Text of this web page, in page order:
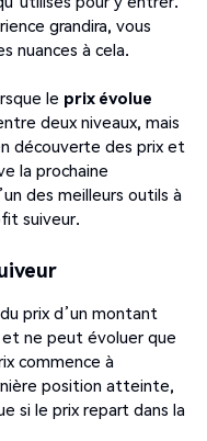
grandira, vous
nuances à cela.
le prix évolue
deux niveaux, mais
découverte des prix et
la prochaine
des meilleurs outils à
suiveur.
prix d’un montant
ne peut évoluer que
commence à
position atteinte,
si le prix repart dans la